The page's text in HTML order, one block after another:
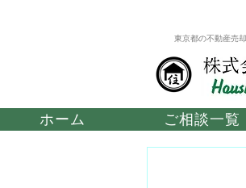
東京都の不動産売
ホーム ご相談一覧